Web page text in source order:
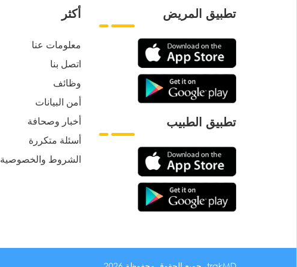
أكثر
معلومات عنا
اتصل بنا
وظائف
أمن البيانات
أخبار وصحافة
أسئلة متكررة
الشروط والخصوصية
تطبيق المريض
تطبيق الطبيب